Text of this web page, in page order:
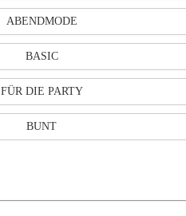
ABENDMODE
BASIC
FÜR DIE PARTY
BUNT